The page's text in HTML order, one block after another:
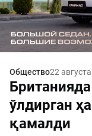
Общество22
ўлдирган
қамалди